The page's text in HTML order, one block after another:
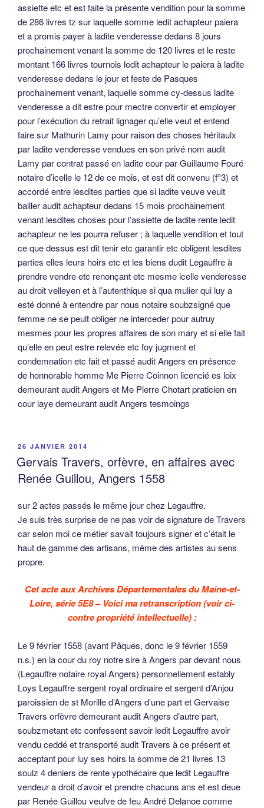
assiette etc et est faite la présente vendition pour la somme
de 286 livres tz sur laquelle somme ledit achapteur paiera
et a promis payer à ladite venderesse dedans 8 jours
prochainement venant la somme de 120 livres et le reste
montant 166 livres tournois ledit achapteur le paiera à ladite
venderesse dedans le jour et feste de Pasques
prochainement venant, laquelle somme cy-dessus ladite
venderesse a dit estre pour mectre convertir et employer
pour l’exécution du retrait lignager qu’elle veut et entend
faire sur Mathurin Lamy pour raison des choses héritaulx
par ladite venderesse vendues en son privé nom audit
Lamy par contrat passé en ladite cour par Guillaume Fouré
notaire d’icelle le 12 de ce mois, et est dit convenu (f°3) et
accordé entre lesdites parties que si ladite veuve veult
bailler audit achapteur dedans 15 mois prochainement
venant lesdites choses pour l’assiette de ladite rente ledit
achapteur ne les pourra refuser ; à laquelle vendition et tout
ce que dessus est dit tenir etc garantir etc obligent lesdites
parties elles leurs hoirs etc et les biens dudit Legauffre à
prendre vendre etc renonçant etc mesme icelle venderesse
au droit velleyen et à l’autenthique si qua mulier qui luy a
esté donné à entendre par nous notaire soubzsigné que
femme ne se peult obliger ne interceder pour autruy
mesmes pour les propres affaires de son mary et si elle fait
qu’elle en peut estre relevée etc foy jugment et
condemnation etc fait et passé audit Angers en présence
de honnorable homme Me Pierre Coinnon licencié es loix
demeurant audit Angers et Me Pierre Chotart praticien en
cour laye demeurant audit Angers tesmoings
PUBLIÉ
LE
26 JANVIER 2014
Gervais Travers, orfèvre, en affaires avec
Renée Guillou, Angers 1558
sur 2 actes passés le même jour chez Legauffre.
Je suis très surprise de ne pas voir de signature de Travers
car selon moi ce métier savait toujours signer et c’était le
haut de gamme des artisans, même des artistes au sens
propre.
Cet acte aux Archives Départementales du Maine-et-
Loire, série 5E8 – Voici ma retranscription (voir ci-
contre propriété intellectuelle) :
Le 9 février 1558 (avant Pâques, donc le 9 février 1559
n.s.) en la cour du roy notre sire à Angers par devant nous
(Legauffre notaire royal Angers) personnellement estably
Loys Legauffre sergent royal ordinaire et sergent d’Anjou
paroissien de st Morille d’Angers d’une part et Gervaise
Travers orfèvre demeurant audit Angers d’autre part,
soubzmetant etc confessent savoir ledit Legauffre avoir
vendu ceddé et transporté audit Travers à ce présent et
acceptant pour luy ses hoirs la somme de 21 livres 13
soulz 4 deniers de rente ypothécaire que ledit Legauffre
vendeur a droit d’avoir et prendre chacuns ans et est deue
par Renée Guillou veufve de feu André Delanoe comme